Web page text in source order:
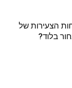
הצעירות של
בלוד?